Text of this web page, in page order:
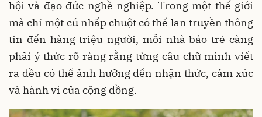
hội và đạo đức nghề nghiệp. Trong một thế giới
mà chỉ một cú nhấp chuột có thể lan truyền thông
tin đến hàng triệu người, mỗi nhà báo trẻ càng
phải ý thức rõ ràng rằng từng câu chữ mình viết
ra đều có thể ảnh hưởng đến nhận thức, cảm xúc
và hành vi của cộng đồng.